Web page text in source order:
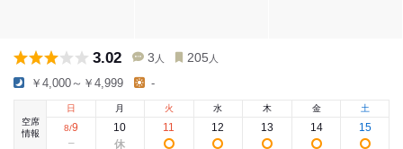
3.02 3 人 205 人
￥4,000～￥4,999 -
空席
情報
日
8/9
月
10
火
11
水
12
木
13
金
14
土
15